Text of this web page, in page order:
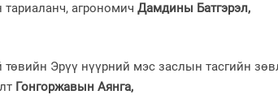
агрономич Дамдины Батгэрэл,
Эрүү нүүрний мэс заслын тасгийн
Гонгоржавын Аянга,